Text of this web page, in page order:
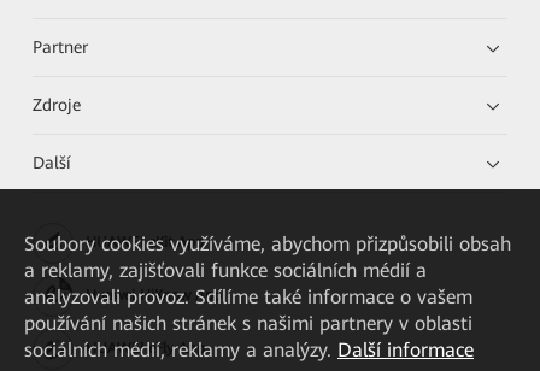
Partner
Zdroje
Další
HUAWEI eKit App
Huawei HiKnow App
HUAWEI eFly App
Soubory cookies využíváme, abychom přizpůsobili obsah
a reklamy, zajišťovali funkce sociálních médií a
analyzovali provoz. Sdílíme také informace o vašem
používání našich stránek s našimi partnery v oblasti
sociálních médií, reklamy a analýzy. Další informace